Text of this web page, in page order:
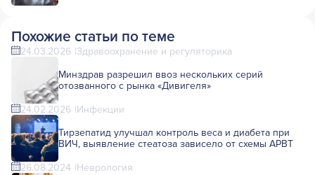
Похожие статьи по теме
24.03.2026 Здравоохранение и регуляторика
Минздрав разрешил ввоз нескольких серий
отозванного с рынка «Дивигеля»
24.02.2026 Инфекции
Тирзепатид улучшал контроль веса и диабета при
ВИЧ, выявление стеатоза зависело от схемы АРВТ
26.08.2024 Неврология